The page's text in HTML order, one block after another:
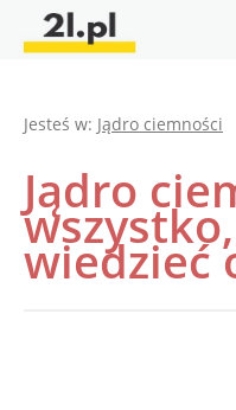
Jesteś w: Jądro ciemności
Jądro
wiedzieć